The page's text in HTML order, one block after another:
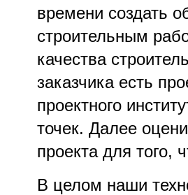
времени создать
строительным
качества
заказчика есть
проектного
точек. Далее
проекта для того,
В целом наши